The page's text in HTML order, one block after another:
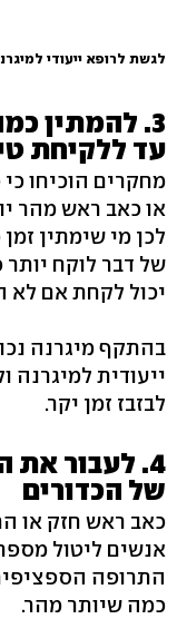
לגשת לרופא ייעודי
3. להמתין
עד ללקיחת
מחקרים הוכיחו
או כאב ראש מהר
לכן מי שימתין
של דבר לוקח
יכול לקחת אם לא
בהתקף מיגרנה
ייעודית
לבזבז זמן יקר.
4. לעבור
של הכדורים
כאב ראש חזק או
אנשים ליטול
התרופה
כמה שיותר מהר.